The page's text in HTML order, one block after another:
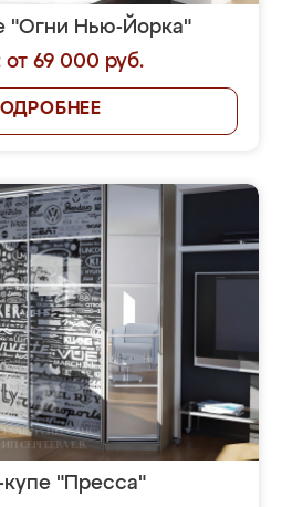
"Огни Нью-Йорка"
от 69 000 руб.
"Пресса"